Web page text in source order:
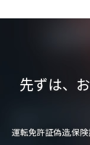
先ずは、
運転免許証偽造,保